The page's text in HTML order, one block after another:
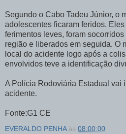
Segundo o Cabo Tadeu Júnior, o
adolescentes ficaram feridos.
ferimentos leves, foram
região e liberados em seguida. O
local do acidente logo após a
envolvidos teve a identificação
A Polícia Rodoviária Estadual vai
acidente.
Fonte:G1 CE
EVERALDO PENHA às 08:00:00